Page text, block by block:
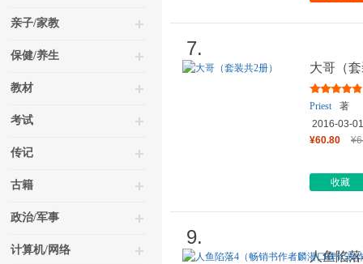
亲子/家教
保健/养生
教材
考试
传记
古籍
政治/军事
计算机/网络
7.
大哥（
Priest
著
2016-03-01
¥60.80
收藏
9.
人鱼陷